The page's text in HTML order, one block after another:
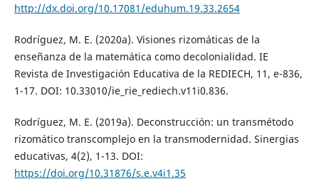
http://dx.doi.org/10.17081/eduhum.19.33.2654
Rodríguez, M. E. (2020a). Visiones rizomáticas de la
enseñanza de la matemática como decolonialidad. IE
Revista de Investigación Educativa de la REDIECH, 11, e-836,
1-17. DOI: 10.33010/ie_rie_rediech.v11i0.836.
Rodríguez, M. E. (2019a). Deconstrucción: un transmétodo
rizomático transcomplejo en la transmodernidad. Sinergias
educativas, 4(2), 1-13. DOI:
https://doi.org/10.31876/s.e.v4i1.35